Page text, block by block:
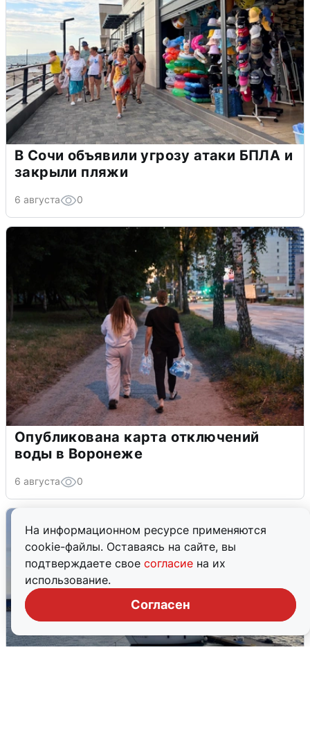
На информационном ресурсе применяются
cookie-файлы. Оставаясь на сайте, вы
подтверждаете свое согласие на их
использование.
Согласен
В Сочи объявили угрозу атаки БПЛА и
закрыли пляжи
6 августа 0
Опубликована карта отключений
воды в Воронеже
6 августа 0